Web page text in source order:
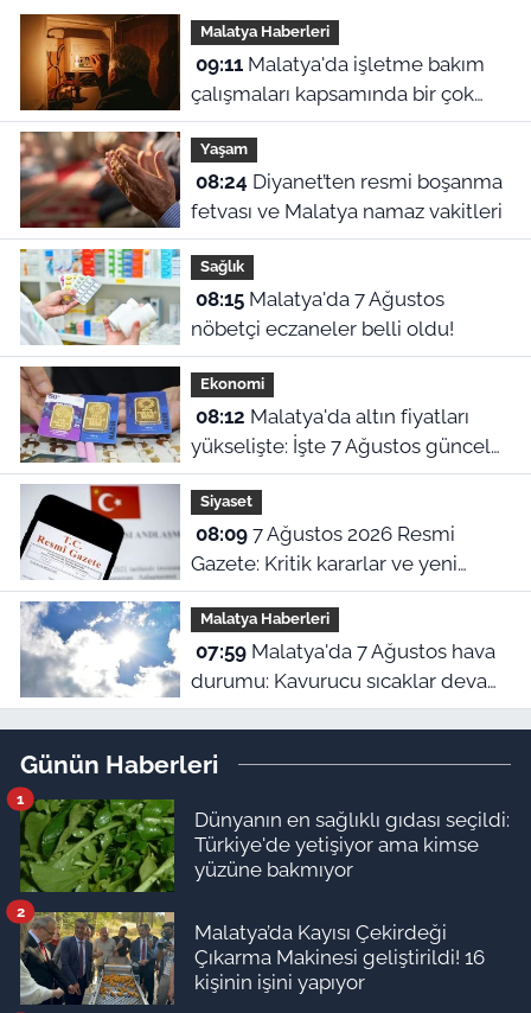
Malatya Haberleri
09:11Malatya'da işletme bakım
çalışmaları kapsamında bir çok
ilçede planlı elektrik kesintileri
uygulanacak. Kesintilerin yap
Yaşam
08:24
fetvası ve Malatya namaz vakitleri
Sağlık
08:15Malatya'da 7 Ağustos
nöbetçi eczaneler belli oldu!
Ekonomi
08:12
yükselişte: İşte 7 Ağustos güncel
piyasa ekranı!
Siyaset
08:097 Ağustos 2026 Resmi
Gazete: Kritik kararlar ve yeni
yönetmelikler yürürlükte
Malatya Haberleri
07:59Malatya'da 7 Ağustos hava
durumu: Kavurucu sıcaklar devam
ediyor!
Günün Haberleri
Dünyanın en sağlıklı gıdası seçildi:
Türkiye'de yetişiyor ama kimse
yüzüne bakmıyor
1
Malatya’da Kayısı Çekirdeği
Çıkarma Makinesi geliştirildi! 16
kişinin işini yapıyor
2